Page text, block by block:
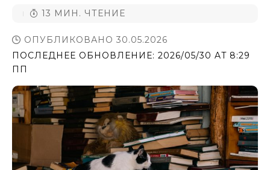
ПОСЛЕДНЕЕ ОБНОВЛЕНИЕ: 2026/05/30 AT 8:29
ПП
ОПУБЛИКОВАНО 30.05.2026
13 МИН. ЧТЕНИЕ